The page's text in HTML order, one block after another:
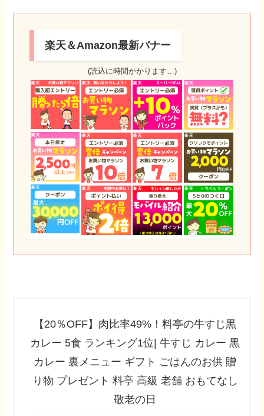
楽天＆Amazon最新バナー
(読込に時間かかります…)
【20％OFF】肉比率49%！料亭の牛すじ黒
カレー 5食 ランキング1位| 牛すじ カレー 黒
カレー 裏メニュー ギフト ごはんのお供 贈
り物 プレゼント 料亭 高級 老舗 おもてなし
敬老の日